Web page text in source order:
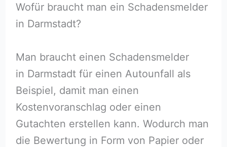
Wofür braucht man ein Schadensmelder
in Darmstadt?
Man braucht einen Schadensmelder
in Darmstadt für einen Autounfall als
Beispiel, damit man einen
Kostenvoranschlag oder einen
Gutachten erstellen kann. Wodurch man
die Bewertung in Form von Papier oder